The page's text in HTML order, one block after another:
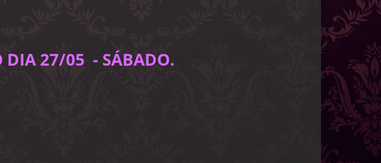
DIA 27/05 - SÁBADO.